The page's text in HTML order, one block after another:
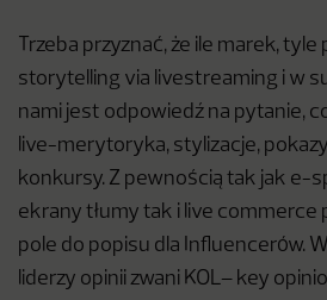
Trzeba przyznać, że ile marek, tyle
storytelling via livestreaming i w
nami jest odpowiedź na pytanie,
live-merytoryka, stylizacje,
konkursy. Z pewnością tak jak e-
ekrany tłumy tak i live commerce
pole do popisu dla Influencerów.
liderzy opinii zwani KOL– key